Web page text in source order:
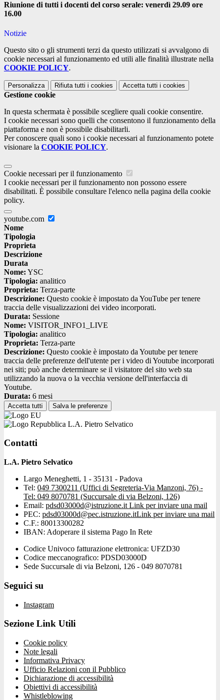
Riunione di tutti i docenti del corso serale: venerdì 29.09 ore
16.00
Notizie
Questo sito o gli strumenti terzi da questo utilizzati si avvalgono di
cookie necessari al funzionamento ed utili alle finalità illustrate nella
COOKIE POLICY.
Personalizza Rifiuta tutti i cookies Accetta tutti i cookies
Gestione cookie
In questa schermata è possibile scegliere quali cookie consentire.
I cookie necessari sono quelli che consentono il funzionamento della
piattaforma e non è possibile disabilitarli.
Per conoscere quali sono i cookie necessari al funzionamento potete
visionare la COOKIE POLICY.
Cookie necessari per il funzionamento
I cookie necessari per il funzionamento non possono essere
disabilitati. È possibile consultare l'elenco nella pagina della cookie
policy.
youtube.com
Nome
Tipologia
Proprieta
Descrizione
Durata
Nome: YSC
Tipologia: analitico
Proprieta: Terza-parte
Descrizione: Questo cookie è impostato da YouTube per tenere
traccia delle visualizzazioni dei video incorporati.
Durata: Sessione
Nome: VISITOR_INFO1_LIVE
Tipologia: analitico
Proprieta: Terza-parte
Descrizione: Questo cookie è impostato da Youtube per tenere
traccia delle preferenze dell'utente per i video di Youtube incorporati
nei siti; può anche determinare se il visitatore del sito web sta
utilizzando la nuova o la vecchia versione dell'interfaccia di
Youtube.
Durata: 6 mesi
Accetta tutti Salva le preferenze
L.A. Pietro Selvatico
Contatti
L.A. Pietro Selvatico
Largo Meneghetti, 1 - 35131 - Padova
Tel: 049 7300211 (Uffici di Segreteria-Via Manzoni, 76) -
Tel: 049 8070781 (Succursale di via Belzoni, 126)
Email: pdsd03000d@istruzione.it Link per inviare una mail
PEC: pdsd03000d@pec.istruzione.itLink per inviare una mail
C.F.: 80013300282
IBAN: Adoperare il sistema Pago In Rete
Codice Univoco fatturazione elettronica: UFZD30
Codice meccanografico: PDSD03000D
Sede Succursale di via Belzoni, 126 - 049 8070781
Seguici su
Instagram
Sezione Link Utili
Cookie policy
Note legali
Informativa Privacy
Ufficio Relazioni con il Pubblico
Dichiarazione di accessibilità
Obiettivi di accessibilità
Whistleblowing